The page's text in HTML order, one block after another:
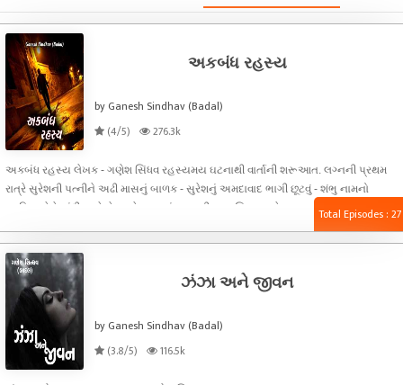
અકબંધ રહસ્ય
by Ganesh Sindhav (Badal)
(4/5)
276.3k
અકબંધ રહસ્ય લેખક - ગણેશ સિંધવ રહસ્યમય ઘટનાથી વાર્તાની શરૂઆત. લગ્નની પ્રથમ
રાત્રે સુરેશની પત્નીને અઢી માસનું બાળક - સુરેશનું અમદાવાદ ભાગી છૂટવું - શંભુ નામનો
વ્યક્તિ જેણે ગાંધી અને નેહરુને ખૂબ ભાંડયા - તીક્ષ્ણ હથિયાર સુરેશના ઘરમાં છુપાવવું વાંચો,
Total Episodes : 27
ઝંઝા અને જીવન
by Ganesh Sindhav (Badal)
(3.8/5)
116.5k